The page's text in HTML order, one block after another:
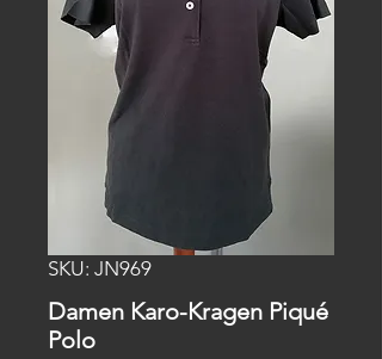
SKU: JN969
Damen Karo-Kragen Piqué
Polo